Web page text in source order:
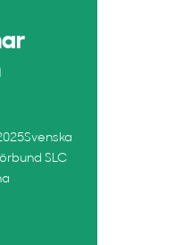
SLC